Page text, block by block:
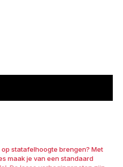
statafelhoogte brengen? Met
maak je van een standaard